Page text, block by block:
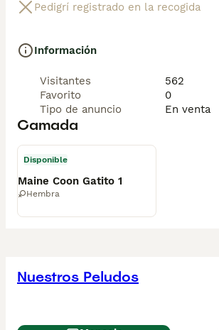
Pedigrí registrado en la recogida
Información
Visitantes
562
Favorito
0
Tipo de anuncio
En venta
Camada
Disponible
Maine Coon Gatito 1
Hembra
Nuestros Peludos